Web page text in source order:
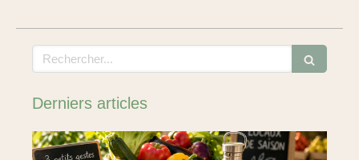
Rechercher
Derniers articles